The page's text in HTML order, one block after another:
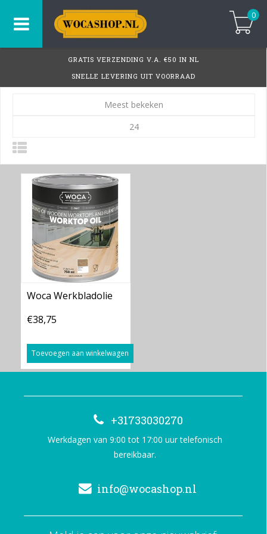
0
GRATIS VERZENDING V.A. €50 IN NL
SNELLE LEVERING UIT VOORRAAD
Meest bekeken
24
Woca Werkbladolie
€38,75
Toevoegen aan winkelwagen
+31733030270
Werkdagen van 9:00 tot 17:00 uur telefonisch
bereikbaar.
info@wocashop.nl